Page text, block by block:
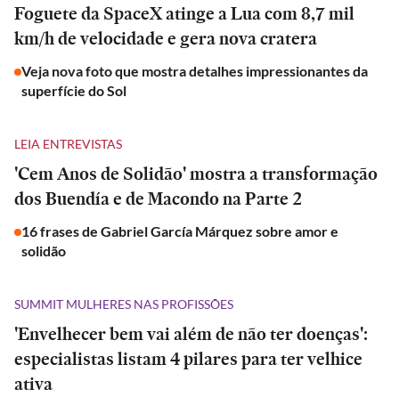
Foguete da SpaceX atinge a Lua com 8,7 mil
km/h de velocidade e gera nova cratera
Veja nova foto que mostra detalhes impressionantes da
superfície do Sol
LEIA ENTREVISTAS
'Cem Anos de Solidão' mostra a transformação
dos Buendía e de Macondo na Parte 2
16 frases de Gabriel García Márquez sobre amor e
solidão
SUMMIT MULHERES NAS PROFISSÕES
'Envelhecer bem vai além de não ter doenças':
especialistas listam 4 pilares para ter velhice
ativa